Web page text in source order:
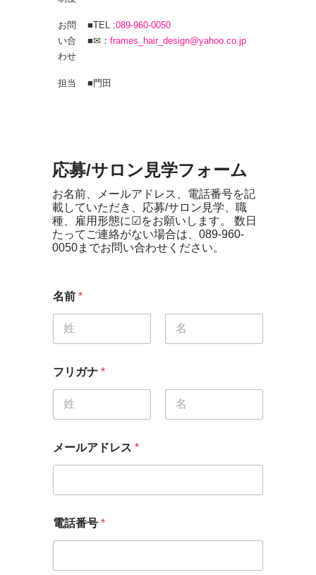
お問
い合
わせ
■TEL :089-960-0050
■✉： frames_hair_design@yahoo.co.jp
担当 ■門田
応募/サロン見学フォーム
お名前、メールアドレス、電話番号を記
載していただき、応募/サロン見学、職
種、雇用形態に☑をお願いします。 数日
たってご連絡がない場合は、089-960-
0050までお問い合わせください。
名前 *
フリガナ *
メールアドレス *
電話番号 *